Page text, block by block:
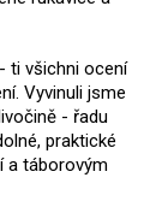
ti všichni ocení
Vyvinuli jsme
- řadu
praktické
a táborovým